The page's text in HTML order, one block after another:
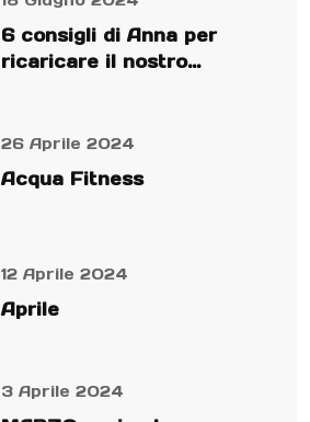
6 consigli di Anna per
ricaricare il nostro
26 Aprile 2024
Acqua Fitness
12 Aprile 2024
Aprile
3 Aprile 2024